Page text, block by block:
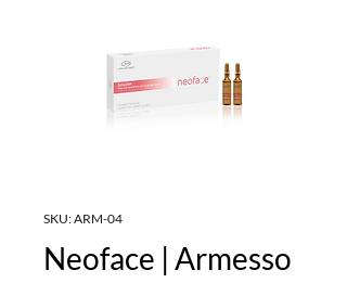
SKU: ARM-04
Neoface | Armesso